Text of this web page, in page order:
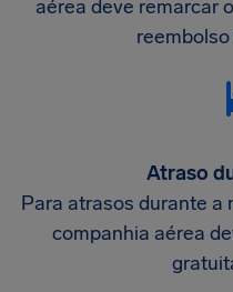
aérea deve remarcar
Atraso
Para atrasos durante a
companhia aérea